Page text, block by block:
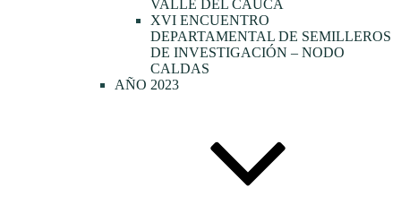
VALLE DEL CAUCA
XVI ENCUENTRO
DEPARTAMENTAL DE SEMILLEROS
DE INVESTIGACIÓN – NODO
CALDAS
AÑO 2023